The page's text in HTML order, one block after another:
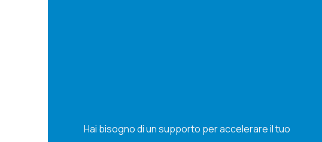
Hai bisogno di un supporto per accelerare il tuo